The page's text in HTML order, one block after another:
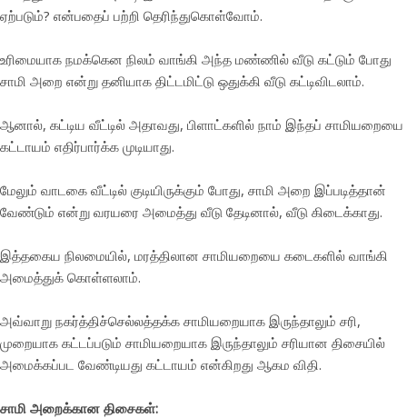
ஏற்படும்? என்பதைப் பற்றி தெரிந்துகொள்வோம்.
உரிமையாக நமக்கென நிலம் வாங்கி அந்த மண்ணில் வீடு கட்டும் போது
சாமி அறை என்று தனியாக திட்டமிட்டு ஒதுக்கி வீடு கட்டிவிடலாம்.
ஆனால், கட்டிய வீட்டில் அதாவது, பிளாட்களில் நாம் இந்தப் சாமியறையை
கட்டாயம் எதிர்பார்க்க முடியாது.
மேலும் வாடகை வீட்டில் குடியிருக்கும் போது, சாமி அறை இப்படித்தான்
வேண்டும் என்று வரயரை அமைத்து வீடு தேடினால், வீடு கிடைக்காது.
இத்தகைய நிலமையில், மரத்திலான சாமியறையை கடைகளில் வாங்கி
அமைத்துக் கொள்ளலாம்.
அவ்வாறு நகர்த்திச்செல்லத்தக்க சாமியறையாக இருந்தாலும் சரி,
முறையாக கட்டப்படும் சாமியறையாக இருந்தாலும் சரியான திசையில்
அமைக்கப்பட வேண்டியது கட்டாயம் என்கிறது ஆகம விதி.
சாமி அறைக்கான திசைகள்: